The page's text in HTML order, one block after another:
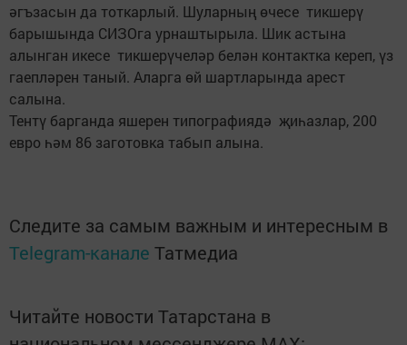
әгъзасын да тоткарлый. Шуларның өчесе тикшерү
барышында СИЗОга урнаштырыла. Шик астына
алынган икесе тикшерүчеләр белән контактка кереп, үз
гаепләрен таный. Аларга өй шартларында арест
салына.
Тентү барганда яшерен типография­дә җиһазлар, 200
евро һәм 86 заготовка табып алына.
Следите за самым важным и интересным в
Telegram-канале Татмедиа
Читайте новости Татарстана в